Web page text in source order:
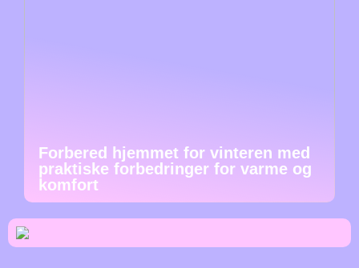
Forbered hjemmet for vinteren med
praktiske forbedringer for varme og
komfort